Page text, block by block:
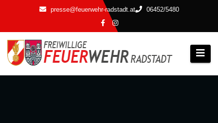
springen
presse@feuerwehr-radstadt.at 06452/5480